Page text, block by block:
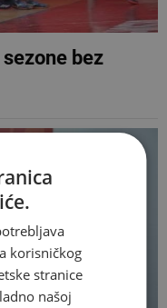
bez
korisničkog
stranice
našoj